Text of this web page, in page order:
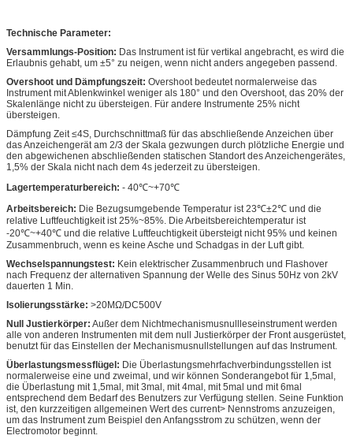
Technische Parameter:
Versammlungs-Position: Das Instrument ist für vertikal angebracht, es wird die
Erlaubnis gehabt, um ±5° zu neigen, wenn nicht anders angegeben passend.
Overshoot und Dämpfungszeit: Overshoot bedeutet normalerweise das
Instrument mit Ablenkwinkel weniger als 180° und den Overshoot, das 20% der
Skalenlänge nicht zu übersteigen. Für andere Instrumente 25% nicht
übersteigen.
Dämpfung Zeit ≤4S, Durchschnittmaß für das abschließende Anzeichen über
das Anzeichengerät am 2/3 der Skala gezwungen durch plötzliche Energie und
den abgewichenen abschließenden statischen Standort des Anzeichengerätes,
1,5% der Skala nicht nach dem 4s jederzeit zu übersteigen.
Lagertemperaturbereich: - 40℃~+70℃
Arbeitsbereich: Die Bezugsumgebende Temperatur ist 23℃±2℃ und die
relative Luftfeuchtigkeit ist 25%~85%. Die Arbeitsbereichtemperatur ist
-20℃~+40℃ und die relative Luftfeuchtigkeit übersteigt nicht 95% und keinen
Zusammenbruch, wenn es keine Asche und Schadgas in der Luft gibt.
Wechselspannungstest: Kein elektrischer Zusammenbruch und Flashover
nach Frequenz der alternativen Spannung der Welle des Sinus 50Hz von 2kV
dauerten 1 Min.
Isolierungsstärke: >20MΩ/DC500V
Null Justierkörper: Außer dem Nichtmechanismusnullleseinstrument werden
alle von anderen Instrumenten mit dem null Justierkörper der Front ausgerüstet,
benutzt für das Einstellen der Mechanismusnullstellungen auf das Instrument.
Überlastungsmessflügel: Die Überlastungsmehrfachverbindungsstellen ist
normalerweise eine und zweimal, und wir können Sonderangebot für 1,5mal,
die Überlastung mit 1,5mal, mit 3mal, mit 4mal, mit 5mal und mit 6mal
entsprechend dem Bedarf des Benutzers zur Verfügung stellen. Seine Funktion
ist, den kurzzeitigen allgemeinen Wert des current> Nennstroms anzuzeigen,
um das Instrument zum Beispiel den Anfangsstrom zu schützen, wenn der
Electromotor beginnt.